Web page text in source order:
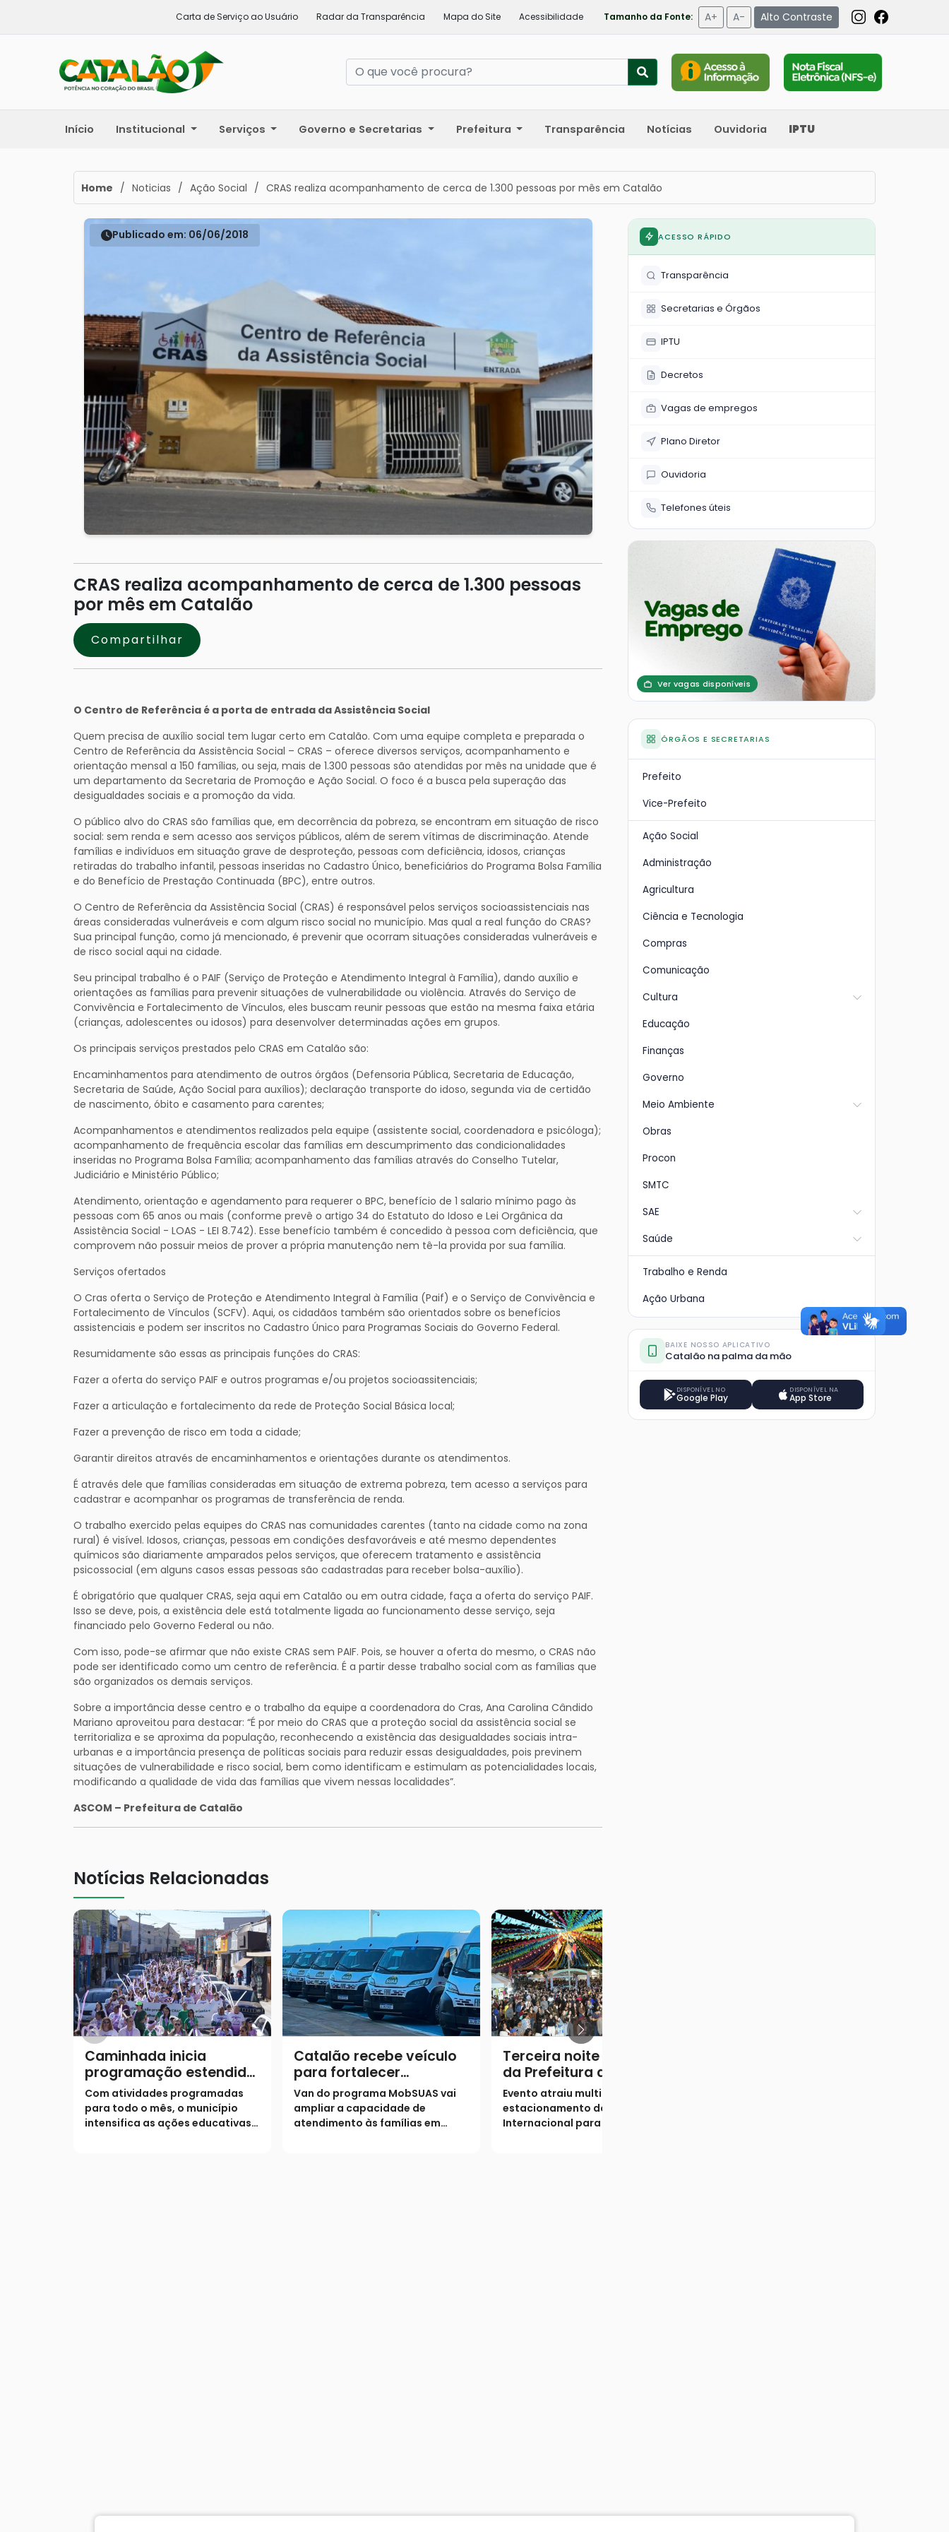
Carta de Serviço ao Usuário Radar da Transparência Mapa do Site Acessibilidade Tamanho da Fonte: A+ A- Alto Contraste
Início Institucional Serviços Governo e Secretarias Prefeitura Transparência Notícias Ouvidoria IPTU
Home / Noticias / Ação Social / CRAS realiza acompanhamento de cerca de 1.300 pessoas por mês em Catalão
Publicado em: 06/06/2018
CRAS realiza acompanhamento de cerca de 1.300 pessoas
por mês em Catalão
Compartilhar
O Centro de Referência é a porta de entrada da Assistência Social
Quem precisa de auxílio social tem lugar certo em Catalão. Com uma equipe completa e preparada o
Centro de Referência da Assistência Social – CRAS – oferece diversos serviços, acompanhamento e
orientação mensal a 150 famílias, ou seja, mais de 1.300 pessoas são atendidas por mês na unidade que é
um departamento da Secretaria de Promoção e Ação Social. O foco é a busca pela superação das
desigualdades sociais e a promoção da vida.
O público alvo do CRAS são famílias que, em decorrência da pobreza, se encontram em situação de risco
social: sem renda e sem acesso aos serviços públicos, além de serem vítimas de discriminação. Atende
famílias e indivíduos em situação grave de desproteção, pessoas com deficiência, idosos, crianças
retiradas do trabalho infantil, pessoas inseridas no Cadastro Único, beneficiários do Programa Bolsa Família
e do Benefício de Prestação Continuada (BPC), entre outros.
O Centro de Referência da Assistência Social (CRAS) é responsável pelos serviços socioassistenciais nas
áreas consideradas vulneráveis e com algum risco social no município. Mas qual a real função do CRAS?
Sua principal função, como já mencionado, é prevenir que ocorram situações consideradas vulneráveis e
de risco social aqui na cidade.
Seu principal trabalho é o PAIF (Serviço de Proteção e Atendimento Integral à Família), dando auxílio e
orientações as famílias para prevenir situações de vulnerabilidade ou violência. Através do Serviço de
Convivência e Fortalecimento de Vínculos, eles buscam reunir pessoas que estão na mesma faixa etária
(crianças, adolescentes ou idosos) para desenvolver determinadas ações em grupos.
Os principais serviços prestados pelo CRAS em Catalão são:
Encaminhamentos para atendimento de outros órgãos (Defensoria Pública, Secretaria de Educação,
Secretaria de Saúde, Ação Social para auxílios); declaração transporte do idoso, segunda via de certidão
de nascimento, óbito e casamento para carentes;
Acompanhamentos e atendimentos realizados pela equipe (assistente social, coordenadora e psicóloga);
acompanhamento de frequência escolar das famílias em descumprimento das condicionalidades
inseridas no Programa Bolsa Família; acompanhamento das famílias através do Conselho Tutelar,
Judiciário e Ministério Público;
Atendimento, orientação e agendamento para requerer o BPC, benefício de 1 salario mínimo pago às
pessoas com 65 anos ou mais (conforme prevê o artigo 34 do Estatuto do Idoso e Lei Orgânica da
Assistência Social - LOAS - LEI 8.742). Esse benefício também é concedido à pessoa com deficiência, que
comprovem não possuir meios de prover a própria manutenção nem tê-la provida por sua família.
Serviços ofertados
O Cras oferta o Serviço de Proteção e Atendimento Integral à Família (Paif) e o Serviço de Convivência e
Fortalecimento de Vínculos (SCFV). Aqui, os cidadãos também são orientados sobre os benefícios
assistenciais e podem ser inscritos no Cadastro Único para Programas Sociais do Governo Federal.
Resumidamente são essas as principais funções do CRAS:
Fazer a oferta do serviço PAIF e outros programas e/ou projetos socioassitenciais;
Fazer a articulação e fortalecimento da rede de Proteção Social Básica local;
Fazer a prevenção de risco em toda a cidade;
Garantir direitos através de encaminhamentos e orientações durante os atendimentos.
É através dele que famílias consideradas em situação de extrema pobreza, tem acesso a serviços para
cadastrar e acompanhar os programas de transferência de renda.
O trabalho exercido pelas equipes do CRAS nas comunidades carentes (tanto na cidade como na zona
rural) é visível. Idosos, crianças, pessoas em condições desfavoráveis e até mesmo dependentes
químicos são diariamente amparados pelos serviços, que oferecem tratamento e assistência
psicossocial (em alguns casos essas pessoas são cadastradas para receber bolsa-auxílio).
É obrigatório que qualquer CRAS, seja aqui em Catalão ou em outra cidade, faça a oferta do serviço PAIF.
Isso se deve, pois, a existência dele está totalmente ligada ao funcionamento desse serviço, seja
financiado pelo Governo Federal ou não.
Com isso, pode-se afirmar que não existe CRAS sem PAIF. Pois, se houver a oferta do mesmo, o CRAS não
pode ser identificado como um centro de referência. É a partir desse trabalho social com as famílias que
são organizados os demais serviços.
Sobre a importância desse centro e o trabalho da equipe a coordenadora do Cras, Ana Carolina Cândido
Mariano aproveitou para destacar: “É por meio do CRAS que a proteção social da assistência social se
territorializa e se aproxima da população, reconhecendo a existência das desigualdades sociais intra-
urbanas e a importância presença de políticas sociais para reduzir essas desigualdades, pois previnem
situações de vulnerabilidade e risco social, bem como identificam e estimulam as potencialidades locais,
modificando a qualidade de vida das famílias que vivem nessas localidades”.
ASCOM – Prefeitura de Catalão
Notícias Relacionadas
Caminhada inicia
programação estendida
do Agosto Lilás
Com atividades programadas
para todo o mês, o município
intensifica as ações educativas e
Catalão recebe veículo
para fortalecer
atendimento da
assistência social
Van do programa MobSUAS vai
ampliar a capacidade de
atendimento às famílias em
Terceira noite do Arraiá
da Prefeitura de Catalão
registra recorde de
público com 10 mil
pessoas
Evento atraiu multidões ao
estacionamento do Ginásio
Internacional para prestigiar o
ACESSO RÁPIDO
Transparência
Secretarias e Órgãos
IPTU
Decretos
Vagas de empregos
Plano Diretor
Ouvidoria
Telefones úteis
Ver vagas disponíveis
ÓRGÃOS E SECRETARIAS
Prefeito
Vice-Prefeito
Ação Social
Administração
Agricultura
Ciência e Tecnologia
Compras
Comunicação
Cultura
Educação
Finanças
Governo
Meio Ambiente
Obras
Procon
SMTC
SAE
Saúde
Trabalho e Renda
Ação Urbana
BAIXE NOSSO APLICATIVO
Catalão na palma da mão
DISPONÍVEL NO
Google Play
DISPONÍVEL NA
App Store